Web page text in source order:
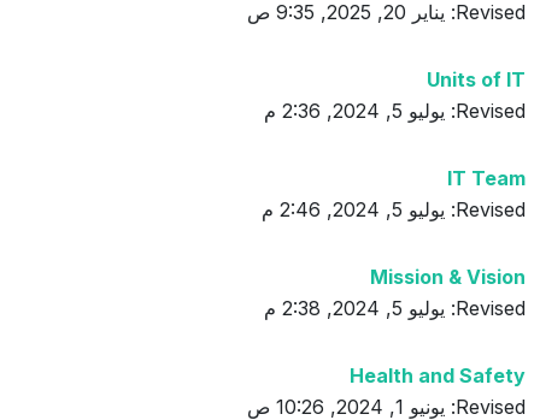
Revised: يناير 20, 2025, 9:35 ص
Units of IT
Revised: يوليو 5, 2024, 2:36 م
IT Team
Revised: يوليو 5, 2024, 2:46 م
Mission & Vision
Revised: يوليو 5, 2024, 2:38 م
Health and Safety
Revised: يونيو 1, 2024, 10:26 ص